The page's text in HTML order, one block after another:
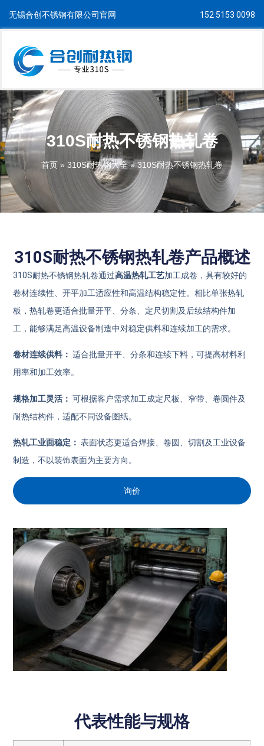
无锡合创不锈钢有限公司官网 152 5153 0098
310S耐热不锈钢热轧卷
首页 » 310S耐热钢大全»310S耐热不锈钢热轧卷
310S耐热不锈钢热轧卷产品概述
310S耐热不锈钢热轧卷通过高温热轧工艺加工成卷，具有较好的
卷材连续性、开平加工适应性和高温结构稳定性。相比单张热轧
板，热轧卷更适合批量开平、分条、定尺切割及后续结构件加
工，能够满足高温设备制造中对稳定供料和连续加工的需求。
卷材连续供料： 适合批量开平、分条和连续下料，可提高材料利
用率和加工效率。
规格加工灵活： 可根据客户需求加工成定尺板、窄带、卷圆件及
耐热结构件，适配不同设备图纸。
热轧工业面稳定： 表面状态更适合焊接、卷圆、切割及工业设备
制造，不以装饰表面为主要方向。
询价
代表性能与规格